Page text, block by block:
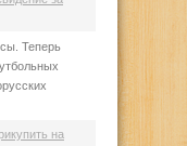
Теперь
на